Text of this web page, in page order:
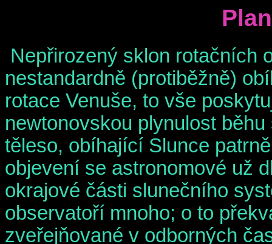
Nepřirozený sklon rotačních
nestandardně (protiběžně)
rotace Venuše, to vše
newtonovskou plynulost
těleso, obíhající Slunce
objevení se astronomové už
okrajové části slunečního
observatoří mnoho; o to
zveřejňované v odborných